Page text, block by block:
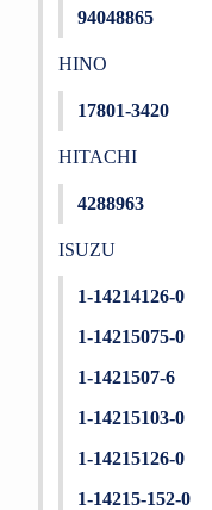
94048865
HINO
17801-3420
HITACHI
4288963
ISUZU
1-14214126-0
1-14215075-0
1-1421507-6
1-14215103-0
1-14215126-0
1-14215-152-0